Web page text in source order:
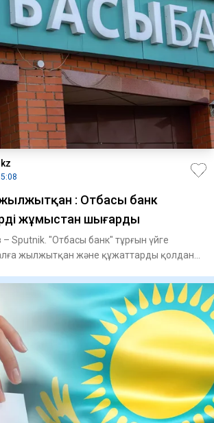
жылжытқан : Отбасы банк
жұмыстан шығарды
Sputnik. "Отбасы банк" тұрғын үйге
алға жылжытқан және құжаттарды қолдан